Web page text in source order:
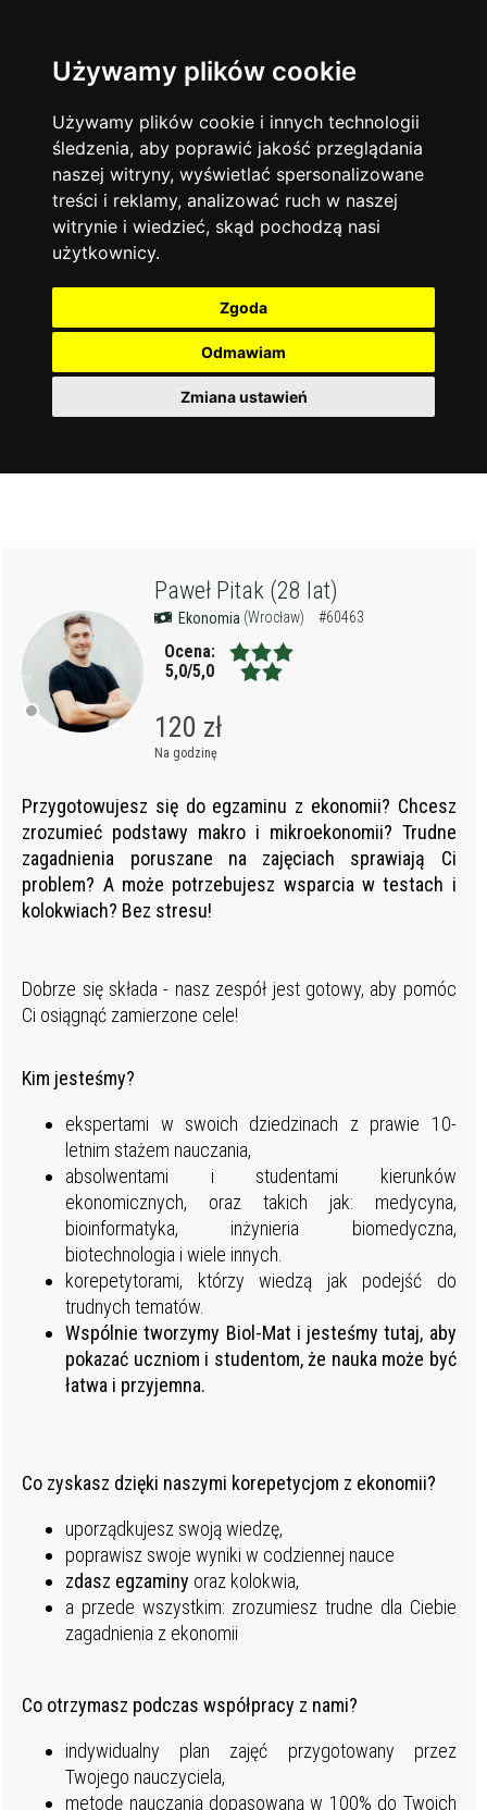
Używamy plików cookie
Używamy plików cookie i innych technologii
śledzenia, aby poprawić jakość przeglądania
naszej witryny, wyświetlać spersonalizowane
treści i reklamy, analizować ruch w naszej
witrynie i wiedzieć, skąd pochodzą nasi
użytkownicy.
Zgoda
Odmawiam
Zmiana ustawień
Język angielski 13744
Matematyka 12929
Chemia 4886
Język niemiecki 4307
Język polski 3426
Fizyka
Język francuski
Warszawa
Korepetycje
Online
14840
Kraków 7753
Wrocław
Łódź 3513
Gdańsk 2075
Paweł Pitak (28 lat)
Ekonomia (Wrocław) #60463
Ocena:
5,0/5,0
120 zł
Na godzinę
Przygotowujesz się do egzaminu z ekonomii? Chcesz
zrozumieć podstawy makro i mikroekonomii? Trudne
zagadnienia poruszane na zajęciach sprawiają Ci
problem? A może potrzebujesz wsparcia w testach i
kolokwiach? Bez stresu!
Dobrze się składa - nasz zespół jest gotowy, aby pomóc
Ci osiągnąć zamierzone cele!
Kim jesteśmy?
ekspertami w swoich dziedzinach z prawie 10-
letnim stażem nauczania,
absolwentami i studentami kierunków
ekonomicznych, oraz takich jak: medycyna,
bioinformatyka, inżynieria biomedyczna,
biotechnologia i wiele innych.
korepetytorami, którzy wiedzą jak podejść do
trudnych tematów.
Wspólnie tworzymy Biol-Mat i jesteśmy tutaj, aby
pokazać uczniom i studentom, że nauka może być
łatwa i przyjemna.
Co zyskasz dzięki naszymi korepetycjom z ekonomii?
uporządkujesz swoją wiedzę,
poprawisz swoje wyniki w codziennej nauce
zdasz egzaminy oraz kolokwia,
a przede wszystkim: zrozumiesz trudne dla Ciebie
zagadnienia z ekonomii
Co otrzymasz podczas współpracy z nami?
indywidualny plan zajęć przygotowany przez
Twojego nauczyciela,
metodę nauczania dopasowaną w 100% do Twoich